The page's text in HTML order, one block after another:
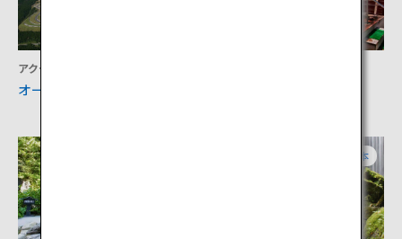
アクティビティ
オートポリスサーキット
熊本